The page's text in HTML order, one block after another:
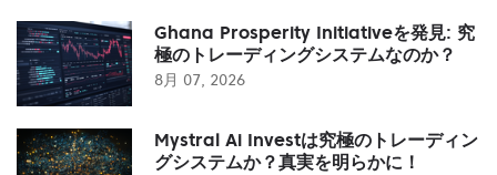
Ghana Prosperity Initiativeを発見: 究
極のトレーディングシステムなのか？
8月 07, 2026
Mystral Ai Investは究極のトレーディン
グシステムか？真実を明らかに！